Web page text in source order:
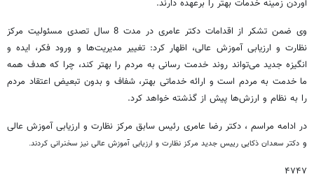
آوردن زمینه خدمات بهتر را برعهده دارند.
وی ضمن تشکر از اقدامات دکتر عامری در مدت 8 سال تصدی مسئولیت مرکز
نظارت و ارزیابی آموزش عالی، اظهار کرد: تغییر مدیریت‌ها و ورود فکر، ایده و
انگیزه جدید می‌تواند روند خدمت رسانی به مردم را بهتر کند، چرا که هدف همه
ما خدمت به مردم است و ارائه خدماتی بهتر، شفاف و بدون تبعیض اعتقاد مردم
را به نظام و ارزش‌ها پیش از گذشته خواهد کرد.
در ادامه مراسم ، دکتر رضا عامری رئیس سابق مرکز نظارت و ارزیابی آموزش عالی
و دکتر سعدان ذکایی رییس جدید مرکز نظارت و ارزیابی آموزش عالی نیز سخنرانی کردند.
۴۷۴۷